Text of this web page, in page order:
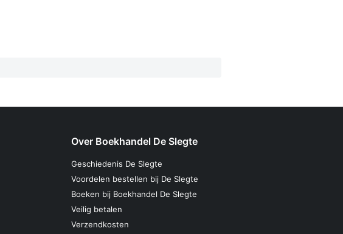
Over Boekhandel De Slegte
Geschiedenis De Slegte
Voordelen bestellen bij De Slegte
Boeken bij Boekhandel De Slegte
Veilig betalen
Verzendkosten